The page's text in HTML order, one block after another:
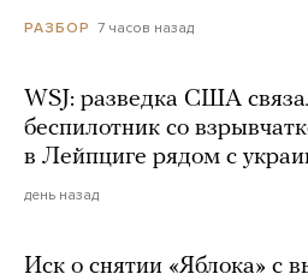
РАЗБОР 7 часов назад
WSJ: разведка США
беспилотник со
в Лейпциге рядом с
день назад
Иск о снятии «Яблока» с